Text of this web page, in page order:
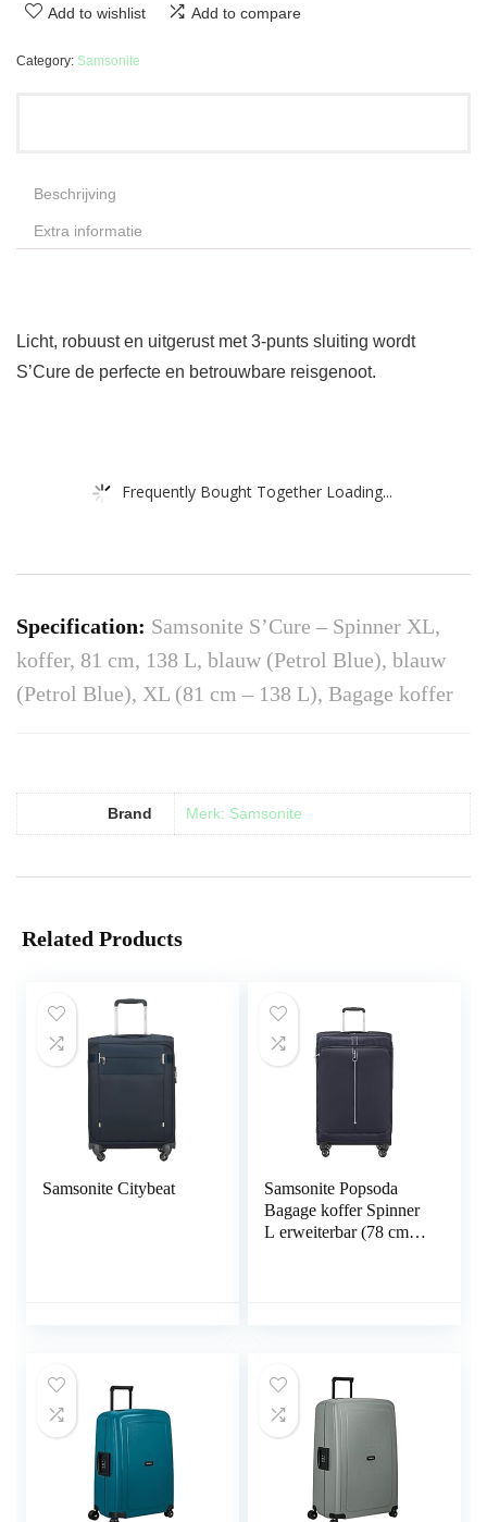
Add to wishlist Add to compare
Category: Samsonite
Beschrijving
Extra informatie
Licht, robuust en uitgerust met 3-punts sluiting wordt
S’Cure de perfecte en betrouwbare reisgenoot.
Frequently Bought Together Loading...
Specification: Samsonite S’Cure – Spinner XL,
koffer, 81 cm, 138 L, blauw (Petrol Blue), blauw
(Petrol Blue), XL (81 cm – 138 L), Bagage koffer
Brand Merk: Samsonite
Related Products
Samsonite Citybeat
Samsonite Popsoda
Bagage koffer Spinner
L erweiterbar (78 cm –